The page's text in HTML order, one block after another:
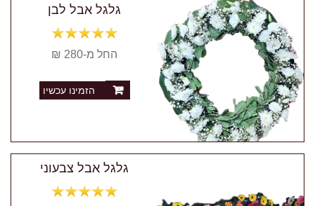
גלגל אבל לבן
החל מ-280 ₪
הזמינו עכשיו
גלגל אבל צבעוני